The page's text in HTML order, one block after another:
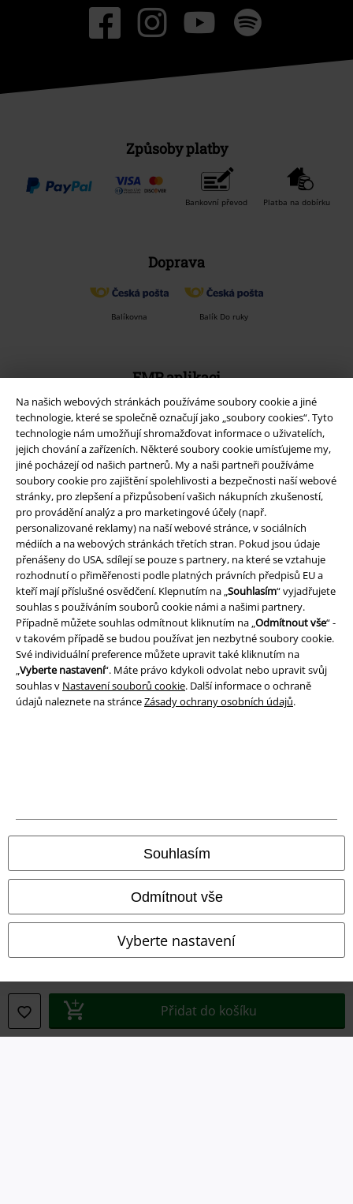
Na našich webových stránkách používáme soubory cookie a jiné
technologie, které se společně označují jako „soubory cookies“. Tyto
technologie nám umožňují shromažďovat informace o uživatelích,
jejich chování a zařízeních. Některé soubory cookie umísťujeme my,
jiné pocházejí od našich partnerů. My a naši partneři používáme
soubory cookie pro zajištění spolehlivosti a bezpečnosti naší webové
stránky, pro zlepšení a přizpůsobení vašich nákupních zkušeností,
pro provádění analýz a pro marketingové účely (např.
personalizované reklamy) na naší webové stránce, v sociálních
médiích a na webových stránkách třetích stran. Pokud jsou údaje
přenášeny do USA, sdílejí se pouze s partnery, na které se vztahuje
rozhodnutí o přiměřenosti podle platných právních předpisů EU a
kteří mají příslušné osvědčení. Klepnutím na „Souhlasím“ vyjadřujete
souhlas s používáním souborů cookie námi a našimi partnery.
Případně můžete souhlas odmítnout kliknutím na „Odmítnout vše“ -
v takovém případě se budou používat jen nezbytné soubory cookie.
Své individuální preference můžete upravit také kliknutím na
„Vyberte nastavení“. Máte právo kdykoli odvolat nebo upravit svůj
souhlas v Nastavení souborů cookie. Další informace o ochraně
údajů naleznete na stránceZásady ochrany osobních údajů.
Souhlasím
Odmítnout vše
Vyberte nastavení
Přidat do košíku
Způsoby platby
Bankovní převod Platba na dobírku
Doprava
Balíkovna Balík Do ruky
EMP aplikaci
Stáhněte si novou EMP aplikaci zdarma a využijte všechny nové
funkce a výhody!
A Warner Music Group Company
Ochrana osobních údajů
Likvidace odpadu a ochrana životního prostředí
Informace o přístupnosti
Nastavení souborů cookie
Odstoupení od smlouvy